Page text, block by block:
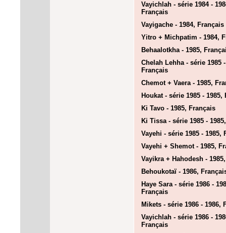
Vayichlah - série 1984 -
Français
Vayigache - 1984, Français
Yitro + Michpatim - 1984,
Behaalotkha - 1985,
Chelah Lehha - série 1985
Français
Chemot + Vaera - 1985,
Houkat - série 1985 - 1985,
Ki Tavo - 1985, Français
Ki Tissa - série 1985 -
Vayehi - série 1985 - 1985,
Vayehi + Shemot - 1985,
Vayikra + Hahodesh -
Behoukotaï - 1986,
Haye Sara - série 1986 -
Français
Mikets - série 1986 - 1986,
Vayichlah - série 1986 -
Français